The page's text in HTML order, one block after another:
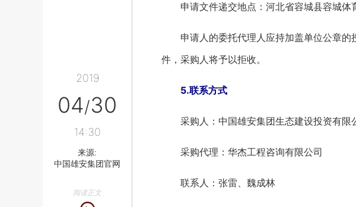
2019
04/30
14:30
来源:
中国雄安集团官网
阅读正文
申请文件递交地点：河北省容城县容城体
申请人的委托代理人应持加盖单位公章的
件，采购人将予以拒收。
5.联系方式
采购人：中国雄安集团生态建设投资有限
采购代理：华杰工程咨询有限公司
联系人：张雷、魏成林